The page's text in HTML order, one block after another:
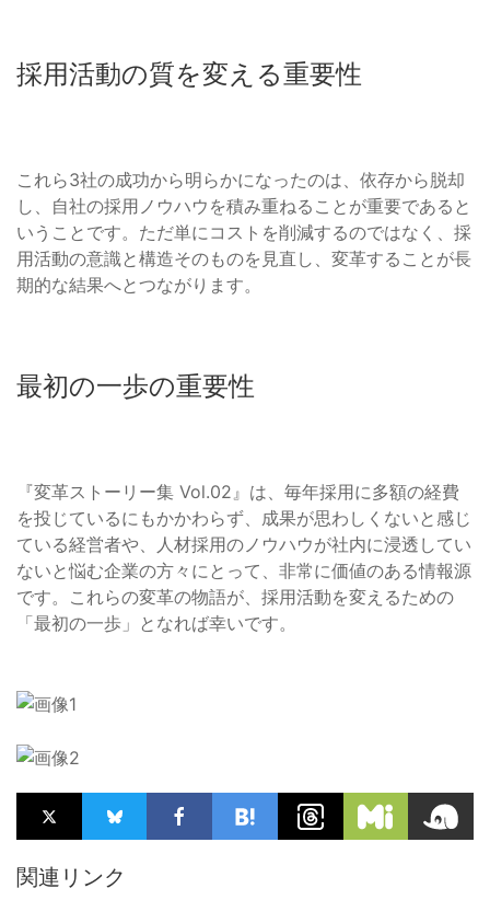
採用活動の質を変える重要性
これら3社の成功から明らかになったのは、依存から脱却
し、自社の採用ノウハウを積み重ねることが重要であると
いうことです。ただ単にコストを削減するのではなく、採
用活動の意識と構造そのものを見直し、変革することが長
期的な結果へとつながります。
最初の一歩の重要性
『変革ストーリー集 Vol.02』は、毎年採用に多額の経費
を投じているにもかかわらず、成果が思わしくないと感じ
ている経営者や、人材採用のノウハウが社内に浸透してい
ないと悩む企業の方々にとって、非常に価値のある情報源
です。これらの変革の物語が、採用活動を変えるための
「最初の一歩」となれば幸いです。
関連リンク